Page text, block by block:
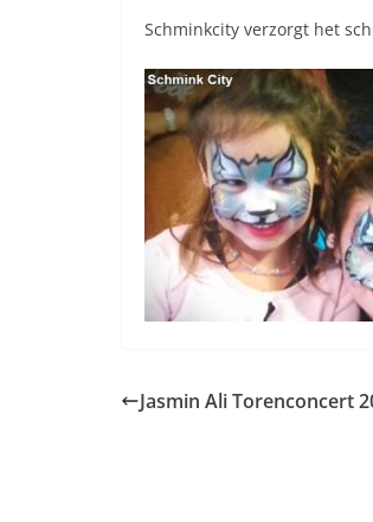
Schminkcity verzorgt het
Jasmin Ali Torenconcert